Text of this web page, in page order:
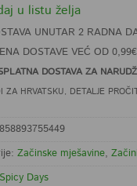
u listu želja
UNUTAR 2 RADNA
DOSTAVE VEĆ OD
DOSTAVA ZA
ZA HRVATSKU, DETALJE
Začinske mješavine,
Spicy Days